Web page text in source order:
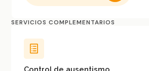
SERVICIOS COMPLEMENTARIOS
Control de ausentismo